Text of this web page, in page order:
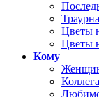
Цветы
Цветы
Кому